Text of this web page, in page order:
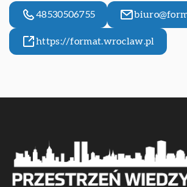
48530506755
https://format.wroclaw.pl